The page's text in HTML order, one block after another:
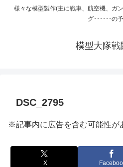
様々な模型製作(主に戦車、航空機、ガ
グ･･････の予
模型大隊戦
DSC_2795
※記事内に広告を含む可能性が
X